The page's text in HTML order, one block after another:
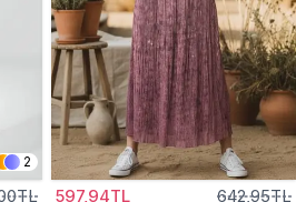
2
597,94TL 642,95TL